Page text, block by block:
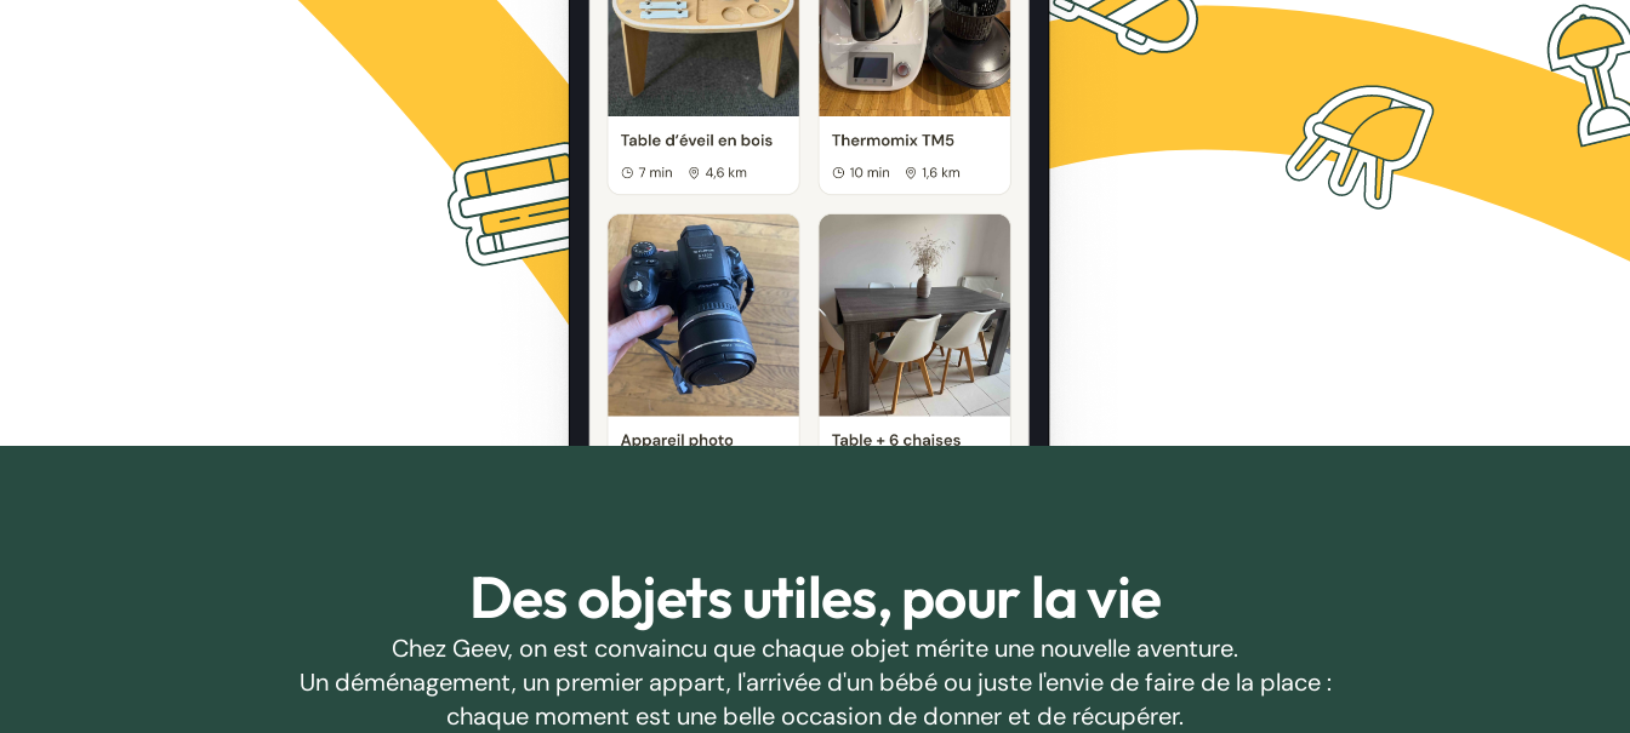
Des objets utiles, pour la vie
Chez Geev, on est convaincu que chaque objet mérite une nouvelle aventure.
Un déménagement, un premier appart, l'arrivée d'un bébé ou juste l'envie de faire de la place :
chaque moment est une belle occasion de donner et de récupérer.